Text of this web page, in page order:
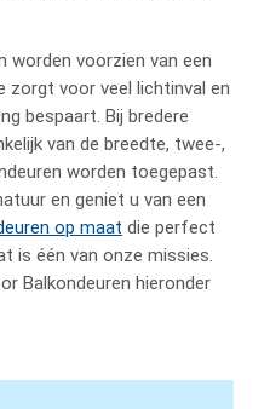
worden voorzien van een
zorgt voor veel lichtinval en
bespaart. Bij bredere
van de breedte, twee-,
worden toegepast.
en geniet u van een
op maat die perfect
is één van onze missies.
Balkondeuren hieronder